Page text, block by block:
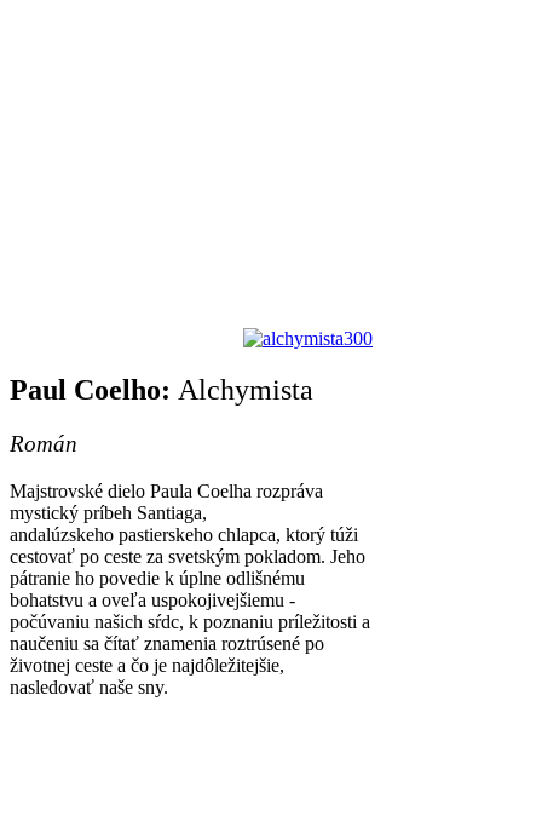
Paul Coelho: Alchymista
Román
Majstrovské dielo Paula Coelha rozpráva
mystický príbeh Santiaga,
andalúzskeho pastierskeho chlapca, ktorý túži
cestovať po ceste za svetským pokladom. Jeho
pátranie ho povedie k úplne odlišnému
bohatstvu a oveľa uspokojivejšiemu -
počúvaniu našich sŕdc, k poznaniu príležitosti a
naučeniu sa čítať znamenia roztrúsené po
životnej ceste a čo je najdôležitejšie,
nasledovať naše sny.